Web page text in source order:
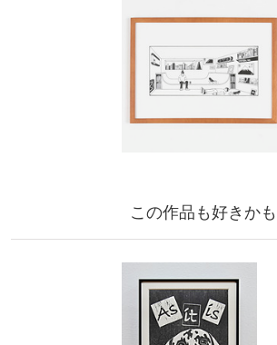
この作品も好きかも